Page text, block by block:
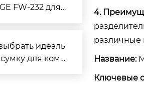
практ
FW-232 для
новый оп
идеаль
для комп
4.
различные
Название:
Ключевые